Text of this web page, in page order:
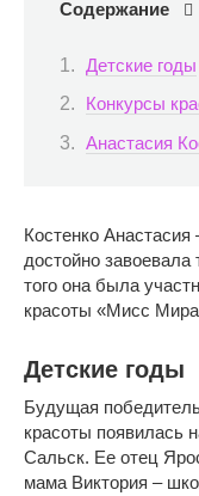
Содержание
Детские годы
Конкурсы
Анастасия
Костенко Анастасия
достойно
того она была
красоты «Мисс
Детские годы
Будущая
красоты появилась
Сальск. Ее отец
мама Виктория –